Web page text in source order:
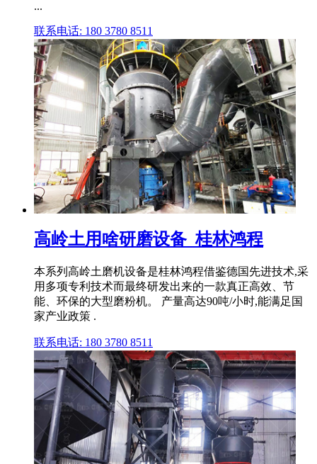
...
联系电话: 180 3780 8511
高岭土用啥研磨设备_桂林鸿程
本系列高岭土磨机设备是桂林鸿程借鉴德国先进技术,采
用多项专利技术而最终研发出来的一款真正高效、节
能、环保的大型磨粉机。 产量高达90吨/小时,能满足国
家产业政策 .
联系电话: 180 3780 8511